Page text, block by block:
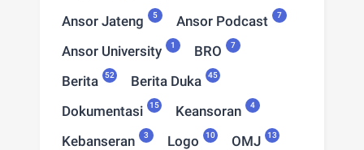
Ansor Jateng 5 Ansor Podcast 7
Ansor University 1 BRO 7
Berita 52 Berita Duka 45
Dokumentasi 15 Keansoran 4
Kebanseran 3 Logo 10 OMJ 13